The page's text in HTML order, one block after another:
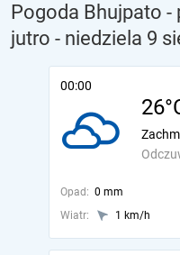
Pogoda Bhujpato
jutro - niedziela 9
00:00
Opad: 0 mm
Wiatr:
1 km/h